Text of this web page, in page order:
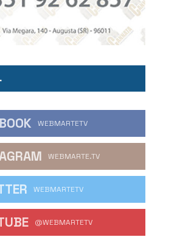
WEBMARTETV
WEBMARTE.TV
WEBMARTETV
@WEBMARTETV